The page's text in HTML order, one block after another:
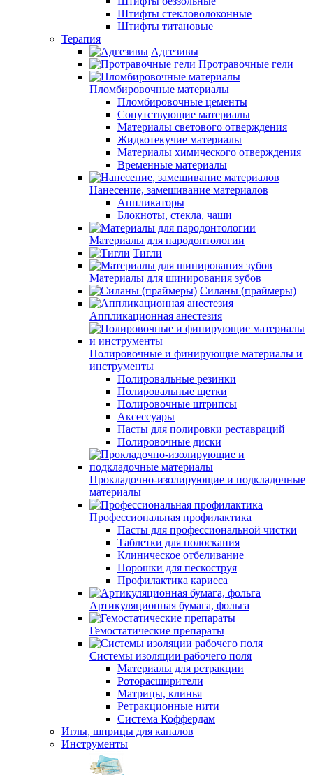
Штифты стекловолоконные
Штифты титановые
Терапия
Адгезивы
Протравочные гели
Пломбировочные материалы
Пломбировочные цементы
Сопутствующие материалы
Материалы светового отверждения
Жидкотекучие материалы
Материалы химического отверждения
Временные материалы
Нанесение, замешивание материалов
Аппликаторы
Блокноты, стекла, чаши
Материалы для пародонтологии
Тигли
Материалы для шинирования зубов
Силаны (праймеры)
Аппликационная анестезия
Полировочные и финирующие материалы и
инструменты
Полировальные резинки
Полировальные щетки
Полировочные штрипсы
Аксессуары
Пасты для полировки реставраций
Полировочные диски
Прокладочно-изолирующие и подкладочные
материалы
Профессиональная профилактика
Пасты для профессиональной чистки
Таблетки для полоскания
Клиническое отбеливание
Порошки для пескоструя
Профилактика кариеса
Артикуляционная бумага, фольга
Гемостатические препараты
Системы изоляции рабочего поля
Материалы для ретракции
Роторасширители
Матрицы, клинья
Ретракционные нити
Система Коффердам
Иглы, шприцы для каналов
Инструменты